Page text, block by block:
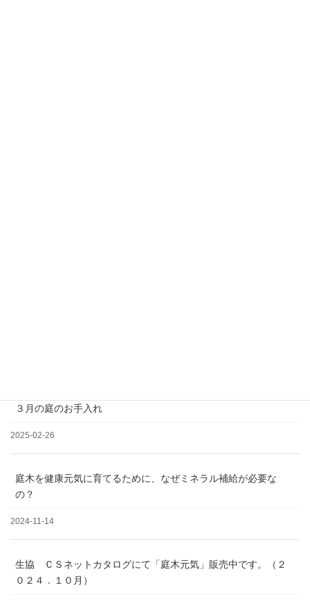
３月の庭のお手入れ
2025-02-26
庭木を健康元気に育てるために、なぜミネラル補給が必要な
の？
2024-11-14
生協 ＣＳネットカタログにて「庭木元気」販売中です。（２
０２４．１０月）